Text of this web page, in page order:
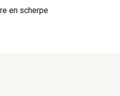
en scherpe